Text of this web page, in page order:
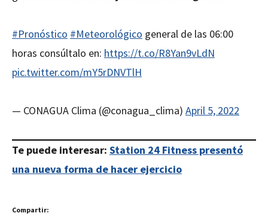
#Pronóstico #Meteorológico general de las 06:00
horas consúltalo en: https://t.co/R8Yan9vLdN
pic.twitter.com/mY5rDNVTlH
— CONAGUA Clima (@conagua_clima) April 5, 2022
Te puede interesar: Station 24 Fitness presentó
una nueva forma de hacer ejercicio
Compartir: